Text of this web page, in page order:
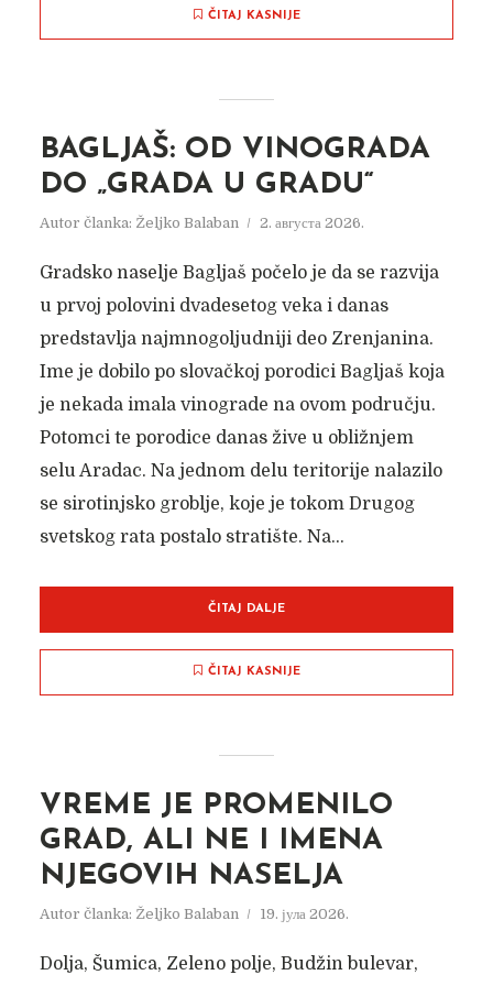
DVORIŠTE
Autor članka:Nadica Jakovljev 8. априла 2022.
ČITAJ KASNIJE
BAGLJAŠ: OD VINOGRADA
DO „GRADA U GRADU“
Autor članka: Željko Balaban 2. августа 2026.
Gradsko naselje Bagljaš počelo je da se razvija
u prvoj polovini dvadesetog veka i danas
predstavlja najmnogoljudniji deo Zrenjanina.
Ime je dobilo po slovačkoj porodici Bagljaš koja
je nekada imala vinograde na ovom području.
Potomci te porodice danas žive u obližnjem
selu Aradac. Na jednom delu teritorije nalazilo
se sirotinjsko groblje, koje je tokom Drugog
svetskog rata postalo stratište. Na...
ČITAJ DALJE
ČITAJ KASNIJE
VREME JE PROMENILO
GRAD, ALI NE I IMENA
NJEGOVIH NASELJA
Autor članka: Željko Balaban 19. јула 2026.
Dolja, Šumica, Zeleno polje, Budžin bulevar,